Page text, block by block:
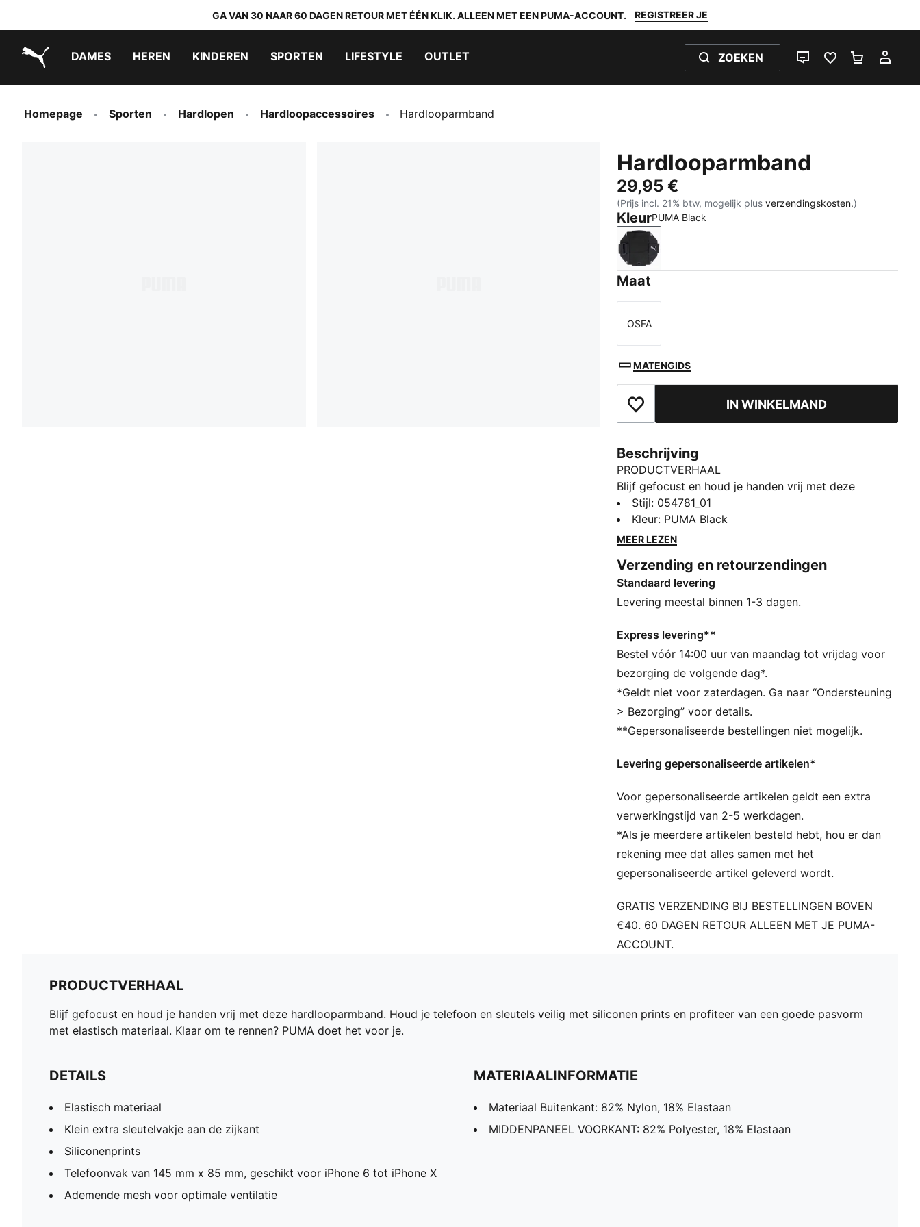
GA VAN 30 NAAR 60 DAGEN RETOUR MET ÉÉN KLIK. ALLEEN MET EEN PUMA-ACCOUNT. REGISTREER JE
DAMES HEREN KINDEREN SPORTEN LIFESTYLE OUTLET ZOEKEN
LIVE CHATFAVORIETEN 0
Homepage Sporten Hardlopen Hardloopaccessoires Hardlooparmband
Hardlooparmband
29,95 €
(Prijs incl. 21% btw, mogelijk plusverzendingskosten.)
KleurPUMA Black
PUMA Black
Maat
Maat
OSFA
MATENGIDS
Toegevoegd aan favorietenIN WINKELMAND
Beschrijving
PRODUCTVERHAAL
Blijf gefocust en houd je handen vrij met deze
hardlooparmband. Houd je telefoon en sleutels veilig
met siliconen prints en profiteer van een goede
pasvorm met elastisch materiaal. Klaar om te rennen?
DETAILS
Elastisch materiaal
Klein extra sleutelvakje aan de zijkant
Telefoonvak van 145 mm x 85 mm, geschikt voor
iPhone 6 tot iPhone X
Ademende mesh voor optimale ventilatie
Stijl: 054781_01
Kleur: PUMA Black
MEER LEZEN
Verzending en retourzendingen
Standaard levering
Levering meestal binnen 1-3 dagen.
Express levering**
Bestel vóór 14:00 uur van maandag tot vrijdag voor
bezorging de volgende dag*.
*Geldt niet voor zaterdagen. Ga naar “Ondersteuning
> Bezorging” voor details.
**Gepersonaliseerde bestellingen niet mogelijk.
Levering gepersonaliseerde artikelen*
Voor gepersonaliseerde artikelen geldt een extra
verwerkingstijd van 2-5 werkdagen.
*Als je meerdere artikelen besteld hebt, hou er dan
rekening mee dat alles samen met het
gepersonaliseerde artikel geleverd wordt.
GRATIS VERZENDING BIJ BESTELLINGEN BOVEN
€40. 60 DAGEN RETOUR ALLEEN MET JE PUMA-
ACCOUNT.
PRODUCTVERHAAL
Blijf gefocust en houd je handen vrij met deze hardlooparmband. Houd je telefoon en sleutels veilig met siliconen prints en profiteer van een goede pasvorm
met elastisch materiaal. Klaar om te rennen? PUMA doet het voor je.
DETAILS
Elastisch materiaal
Klein extra sleutelvakje aan de zijkant
Siliconenprints
Telefoonvak van 145 mm x 85 mm, geschikt voor iPhone 6 tot iPhone X
Ademende mesh voor optimale ventilatie
MATERIAALINFORMATIE
Materiaal Buitenkant: 82% Nylon, 18% Elastaan
MIDDENPANEEL VOORKANT: 82% Polyester, 18% Elastaan